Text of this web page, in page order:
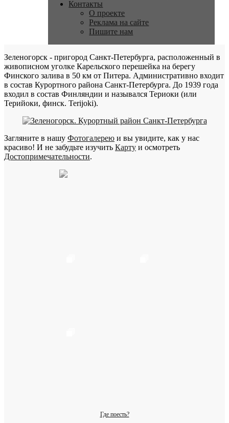
Контакты
О проекте
Реклама на сайте
Пишите нам
Зеленогорск - пригород Санкт-Петербурга, расположенный в
живописном уголке Карельского перешейка на берегу
Финского залива в 50 км от Питера. Административно входит
в состав Курортного района Санкт-Петербурга. До 1939 года
входил в состав Финляндии и назывался Териоки (или
Терийоки, финск. Terijoki).
Загляните в нашу Фотогалерею и вы увидите, как у нас
красиво! И не забудьте изучить Карту и осмотреть
Достопримечательности.
Где поесть?